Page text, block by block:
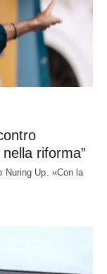
riforma”
Nuring Up. «Con la